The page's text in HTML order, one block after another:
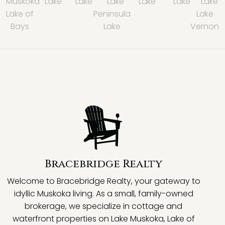
Lake of
Bays
Peninsula
Lake
Lake
Vernon
Bracebridge Realty
Welcome to Bracebridge Realty, your gateway to
idyllic Muskoka living. As a small, family-owned
brokerage, we specialize in cottage and
waterfront properties on Lake Muskoka, Lake of